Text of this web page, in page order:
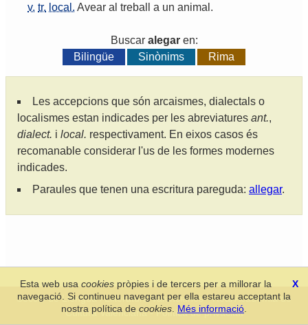
v. tr. local. Avear al treball a un animal .
Buscar alegaren:
Bilingüe
Sinònims Rima
Les accepcions que són arcaismes, dialectals o
localismes estan indicades per les abreviatures ant.,
dialect. i local. respectivament. En eixos casos és
recomanable considerar l'us de les formes modernes
indicades.
Paraules que tenen una escritura pareguda: allegar.
Secció de Llengua i Lliteratura Valencianes-Real Acadèmia de
Cultura Valenciana-Política de privacitat
X
Esta web usacookies pròpies i de tercers per a millorar la
navegació. Si continueu navegant per ella estareu acceptant la
nostra política de cookies Més informació